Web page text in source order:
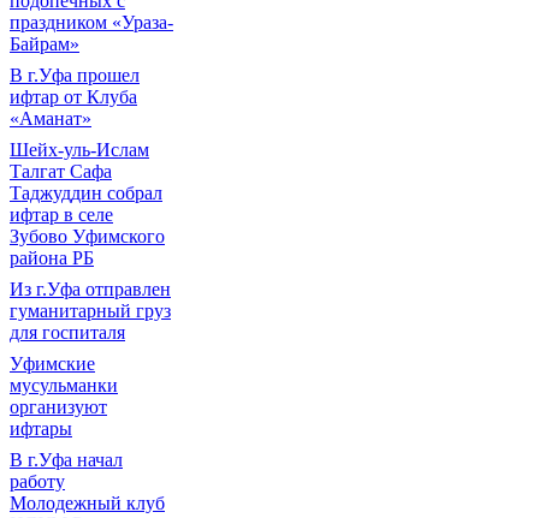
праздником «Ураза-
Байрам»
В г.Уфа прошел
ифтар от Клуба
«Аманат»
Шейх-уль-Ислам
Талгат Сафа
Таджуддин собрал
ифтар в селе
Зубово Уфимского
района РБ
Из г.Уфа отправлен
гуманитарный груз
для госпиталя
Уфимские
мусульманки
организуют
ифтары
В г.Уфа начал
работу
Молодежный клуб